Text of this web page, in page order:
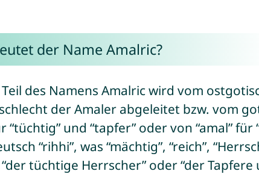
der Name Amalric?
des Namens Amalric wird vom
der Amaler abgeleitet bzw. vom
“tüchtig” und “tapfer” oder von “amal”
“rihhi”, was “mächtig”, “reich”,
tüchtige Herrscher” oder “der